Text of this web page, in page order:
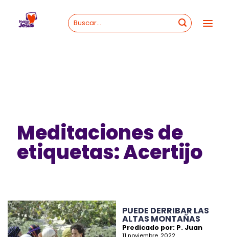
content
Meditaciones de
etiquetas: Acertijo
PUEDE DERRIBAR LAS
ALTAS MONTAÑAS
Predicado por: P. Juan